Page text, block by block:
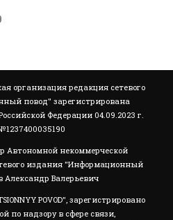
организация редакция сетевого
повод" зарегистрирована
Федерации 04.09.2023 г.
Автономной некоммерческой
издания "Информационный
Александр Валерьевич
POVOD", зарегистрировано
по надзору в сфере связи,